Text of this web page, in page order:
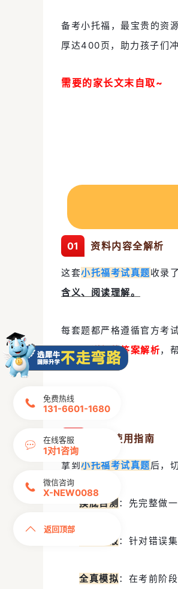
备考小托福，最宝贵的资
厚达400页，助力孩子们
需要的家长文末自取~
01 资料内容全解析
这套小托福考试真题收录了
含义、阅读理解。
每套题都严格遵循官方考
还附有详细的答案解析，
0 高效使用指南
拿到小托福考试真题后，
摸底自测 ：先完整做
专项突破：针对错误
全真模拟：在考前阶
免费热线
131-6601-1680
在线客服
1对1咨询
微信咨询
X-NEW0088
返回顶部